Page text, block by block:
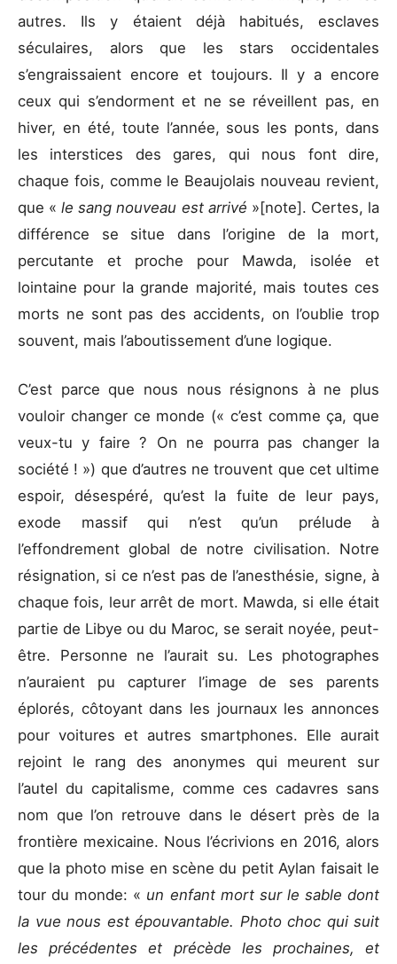
autres. Ils y étaient déjà habitués, esclaves
séculaires, alors que les stars occidentales
s’engraissaient encore et toujours. Il y a encore
ceux qui s’endorment et ne se réveillent pas, en
hiver, en été, toute l’année, sous les ponts, dans
les interstices des gares, qui nous font dire,
chaque fois, comme le Beaujolais nouveau revient,
que «le sang nouveau est arrivé »[note]. Certes, la
différence se situe dans l’origine de la mort,
percutante et proche pour Mawda, isolée et
lointaine pour la grande majorité, mais toutes ces
morts ne sont pas des accidents, on l’oublie trop
souvent, mais l’aboutissement d’une logique.
C’est parce que nous nous résignons à ne plus
vouloir changer ce monde (« c’est comme ça, que
veux-tu y faire ? On ne pourra pas changer la
société ! ») que d’autres ne trouvent que cet ultime
espoir, désespéré, qu’est la fuite de leur pays,
exode massif qui n’est qu’un prélude à
l’effondrement global de notre civilisation. Notre
résignation, si ce n’est pas de l’anesthésie, signe, à
chaque fois, leur arrêt de mort. Mawda, si elle était
partie de Libye ou du Maroc, se serait noyée, peut-
être. Personne ne l’aurait su. Les photographes
n’auraient pu capturer l’image de ses parents
éplorés, côtoyant dans les journaux les annonces
pour voitures et autres smartphones. Elle aurait
rejoint le rang des anonymes qui meurent sur
l’autel du capitalisme, comme ces cadavres sans
nom que l’on retrouve dans le désert près de la
frontière mexicaine. Nous l’écrivions en 2016, alors
que la photo mise en scène du petit Aylan faisait le
tour du monde: « un enfant mort sur le sable dont
la vue nous est épouvantable. Photo choc qui suit
les précédentes et précède les prochaines, et